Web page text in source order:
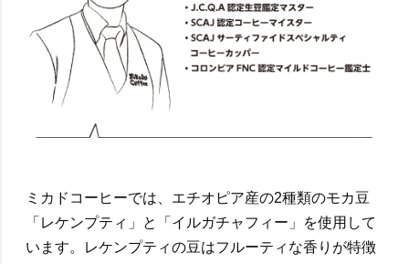
ミカドコーヒーでは、エチオピア産の2種類のモカ豆
「レケンプティ」と「イルガチャフィー」を使用して
います。レケンプティの豆はフルーティな香りが特徴